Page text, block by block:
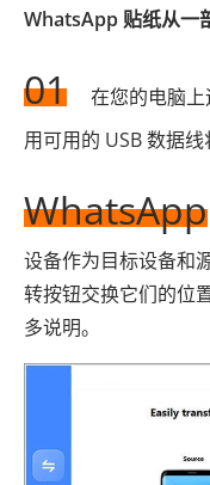
WhatsApp 贴纸从一
01
在您的电脑
用可用的 USB 数据
WhatsApp
设备作为目标设备和
转按钮交换它们的位
多说明。